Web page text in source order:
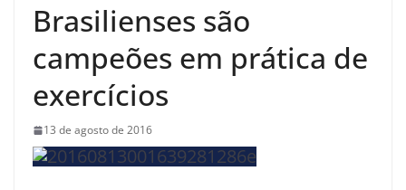
Brasilienses são
campeões em prática de
exercícios
13 de agosto de 2016